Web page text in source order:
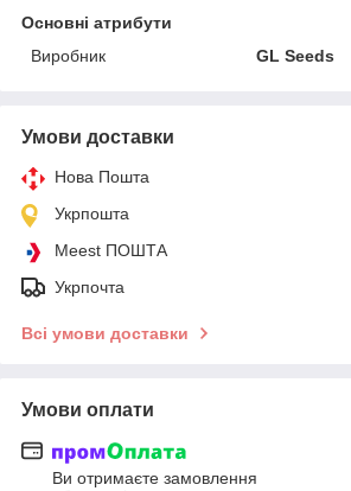
Основні атрибути
Виробник
GL Seeds
Умови доставки
Нова Пошта
Укрпошта
Meest ПОШТА
Укрпочта
Всі умови доставки
Умови оплати
Ви отримаєте замовлення